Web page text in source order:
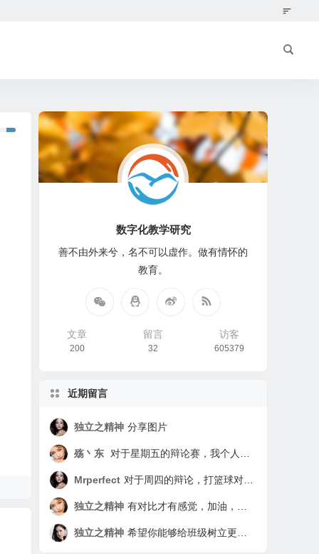
数字化教学研究
善不由外来兮，名不可以虚作。做有情怀的
教育。
文章
200
留言
32
访客
605379
近期留言
独立之精神 分享图片
殇丶东 对于星期五的辩论赛，我个人实际上认为是无意义的。因为打篮球的影响是绝对的，不可去除的，有好有坏，要看打球的人本身有没有自制力。对于没有自制力的同学来说打球基本是无节制的，因为打球可以使人身心放松，让学习上的烦恼在打球中驱散。但为了这种快感而无节制的打球是利大于弊的。对于那些有自制力且极强的同学来说，简直就是娱乐项目，做完该做的任务就去打打，从而达到一箭双雕，两全其美。所以这次辩论赛我认为题目的根本就有错误，应该改为“有自制力对于打球有关系吗？” 还有就是我绝对认为我是实验班学生，我先不管谁不承认实验班，反正我就是，我就是要做到实验班该做的比平行班还要强的任务，因为我是实验班的学生。
Mrperfect 对于周四的辩论，打篮球对学习是否有影响，我觉得应该辩的是打篮球对于学习利大于弊还是弊大于利。我个人处于中立，因为这取决于个人。打篮球对学习是利大于弊还是弊大于利要看打篮球的人是怎么打的，如果这个人打篮球与学习时间分配有序，学习时间为主，打篮球为辅，那么就是利大于弊，这样不仅强身健体，学习也会更有精神。如果这个人打篮球没有节制，打篮球时间过多，就连上课都在想篮球，那么就是弊大于利。这样下去不仅学习没状态，对身体也不好，会过度劳累，这对学习与身体都不利。所以打篮球对学习利大于弊还是弊大于利取决于个人。 这次辩论也看出了我们班同学的秩序，在别人辩论时没有倾听的习惯，我们应该牢记：倾听是一种习惯。这次辩论也看出了同学们逻辑思维能力不足，不少同学在乱辩。而李碧馨无疑是这次辩论的亮点，她以一敌众，并且牢牢抓住对自己有利的论点力压群雄，实在是厉害。 实验班，这是我们七年级入校时就有的标签，我们2班入学以来学习成绩就一直领先，但是表现却不及一班，有些同学还向其他差生看齐，渐渐的我们纪律不好，成绩也逐渐被赶上，由原来的各科遥遥领先，到现在只有一部分科目超过其他班。 作为班长，我们同学的表现我都看在眼里，与平行班的同学比起来，我们班大部分同学都在重点班。但是，有少部分同学，向平行班的狐朋狗友看齐。我们不反对大家玩在一起，但希望我们班的同学要做到不同流合污。上课听不懂，那也得听，许多同学现在学习不好是因为以前基础没打好，那么你就更应该少玩，外科下花更多的时间去把以前的漏洞补起来。 我们班的那几位同学，每天上课都迟到，这点实在让我不能理解，你们下课不去上厕所，等到上课铃打了，就结伴去上厕所你不过是少听了2分钟的课，但当你回来时老师说你时你却浪费了40多人的2分钟，你浪费同学的了80多分钟。做这种事的人我非常看不起，就如同你故意跟老师反着干，你是觉得这样非常有面子吗？同学啊，你殊不知你这么做非常丢人。 我们是实验班的孩子，但我们却没有实验班孩子的品质与习惯，难道上课下课时摆一摆桌子，捡一下桌子周围的垃圾有这么难吗？就算不是你丢的垃圾，作为班里的一份子你帮忙捡一下很难吗？ 我们是实验班，我们的同学也是品学兼优的学生，一定是的，一定会是的！ ——802 罗权
独立之精神 有对比才有感觉，加油，相信你一定可以树立更好的榜样作用的
独立之精神 希望你能够给班级树立更积极的形象，加油